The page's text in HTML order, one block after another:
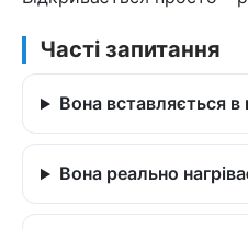
Часті запитання
Вона вставляється в
Вона реально